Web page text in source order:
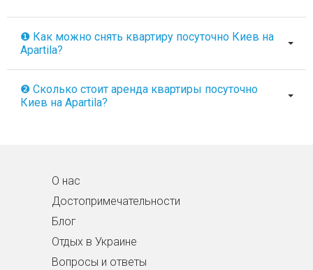
❶ Как можно снять квартиру посуточно Киев на
Apartila?
❷ Сколько стоит аренда квартиры посуточно
Киев на Apartila?
О нас
Достопримечательности
Блог
Отдых в Украине
Вопросы и ответы